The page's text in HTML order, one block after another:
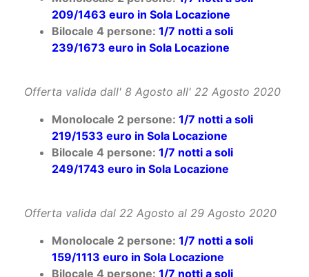
Bilocale 4 persone:1/7 notti a soli
239/1673 euro in Sola Locazione
Monolocale 2 persone: 1/7 notti a soli
219/1533 euro in Sola Locazione
Bilocale 4 persone:1/7 notti a soli
249/1743 euro in Sola Locazione
Monolocale 2 persone: 1/7 notti a soli
159/1113 euro in Sola Locazione
Bilocale 4 persone:1/7 notti a soli
189/1323 euro in Sola Locazione